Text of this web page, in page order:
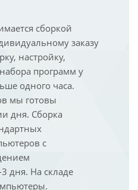
сборкой
заказу
настройку,
программ у
одного часа.
мы готовы
дня. Сборка
с
3 дня. На складе